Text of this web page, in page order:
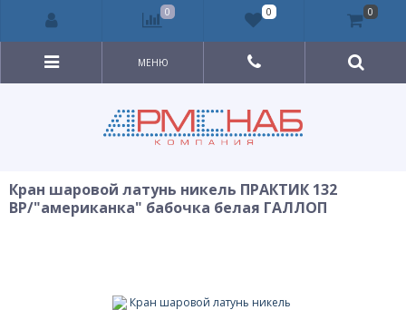
МЕНЮ
Кран шаровой латунь никель ПРАКТИК 132
ВР/"американка" бабочка белая ГАЛЛОП
0 0 0